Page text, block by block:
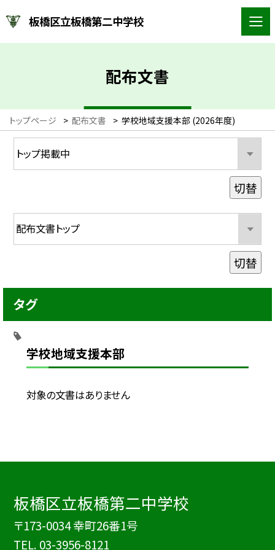
板橋区立板橋第二中学校
配布文書
トップページ > 配布文書 > 学校地域支援本部 (2026年度)
学校地域支援本部
対象の文書はありません
切替
切替
タグ
板橋区立板橋第二中学校
〒173-0034 幸町26番1号
TEL. 03-3956-8121